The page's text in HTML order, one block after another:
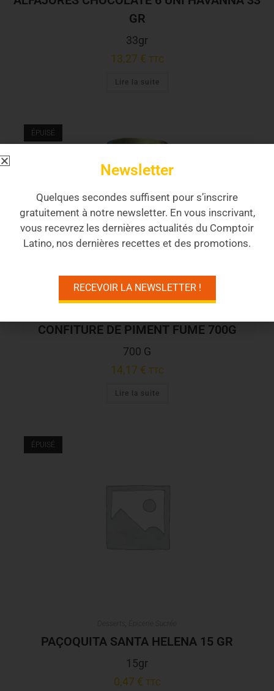
GR
33gr
13,27 € TTC
Lire la suite
ÉPUISÉ
CONFITURE DE PIMENT FUME 700G
700 G
14,17 € TTC
Lire la suite
ÉPUISÉ
PAÇOQUITA SANTA HELENA 15 GR
15gr
0,47 € TTC
Newsletter
Quelques secondes suffisent pour s’inscrire
gratuitement à notre newsletter. En vous inscrivant,
vous recevrez les dernières actualités du Comptoir
Latino, nos dernières recettes et des promotions.
RECEVOIR LA NEWSLETTER !